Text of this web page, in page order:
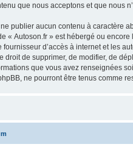
que nous acceptons et que nous
publier aucun contenu à caractère
« Autoson.fr » est hébergé ou
fournisseur d’accès à internet et les
droit de supprimer, de modifier, de
que vous avez renseignées
ne pourront être tenus comme